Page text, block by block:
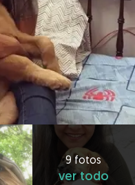
9 fotos
ver todo